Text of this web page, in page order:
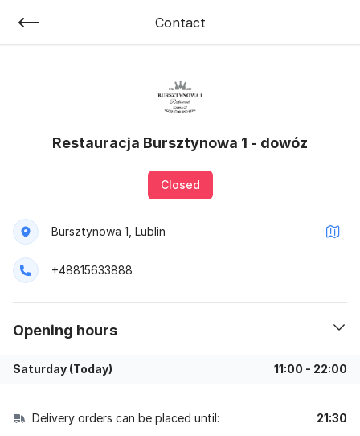
Contact
Restauracja Bursztynowa 1 - dowóz
Closed
Bursztynowa 1, Lublin
+48815633888
opening hours
Saturday (Today) 11:00 - 22:00
Delivery orders can be placed until:
21:30